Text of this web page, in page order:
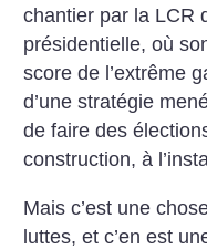
chantier par la LCR
présidentielle, où
score de l’extrême
d’une stratégie
de faire des
construction, à
Mais c’est une
luttes, et c’en est